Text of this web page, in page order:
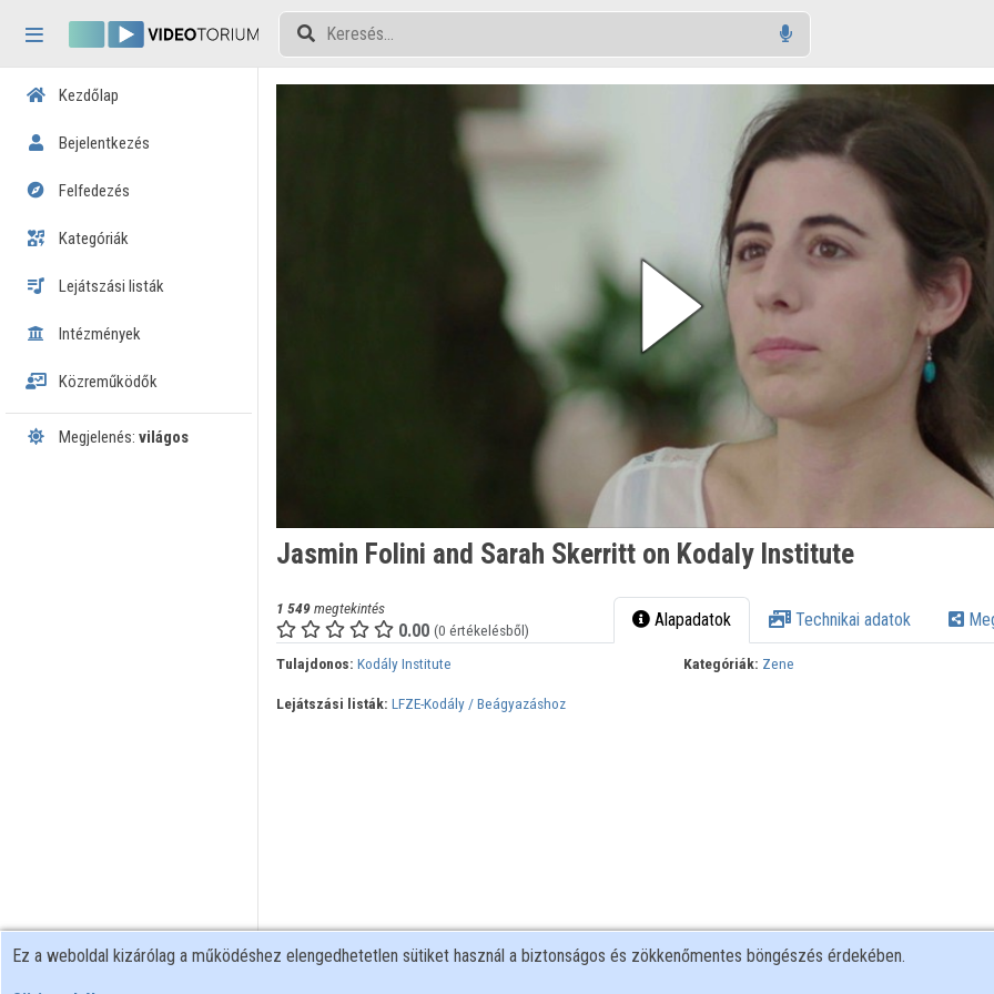
Tartalom kihagyása
Kezdőlap
Bejelentkezés
Felfedezés
Kategóriák
Lejátszási listák
Intézmények
Közreműködők
Megjelenés: világos
Jasmin Folini and Sarah Skerritt on Kodaly Institute
1 549megtekintés
0.00 (0 értékelésből) Alapadatok Technikai adatok
Tulajdonos: Kodály Institute Kategóriák: Zene
Lejátszási listák: LFZE-Kodály / Beágyazáshoz
Ez a weboldal kizárólag a működéshez elengedhetetlen sütiket használ a biztonságos és zökkenőmentes böngészés érdekében.